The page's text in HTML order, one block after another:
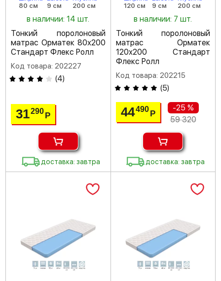
80 см
9 см
200 см
в наличии: 14 шт.
Тонкий поролоновый
матрас Орматек 80х200
Стандарт Флекс Ролл
Код товара: 202227
(4)
31290Р
доставка: завтра
120 см
9 см
200 см
в наличии: 7 шт.
Тонкий поролоновый
матрас Орматек
120х200 Стандарт
Флекс Ролл
Код товара: 202215
(5)
44490 Р
-25 %
59 320
доставка: завтра